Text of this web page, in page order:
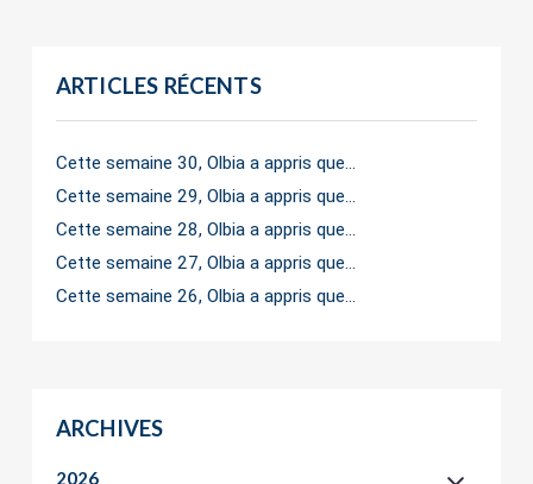
ARTICLES RÉCENTS
Cette semaine 30, Olbia a appris que…
Cette semaine 29, Olbia a appris que…
Cette semaine 28, Olbia a appris que…
Cette semaine 27, Olbia a appris que…
Cette semaine 26, Olbia a appris que…
ARCHIVES
2026